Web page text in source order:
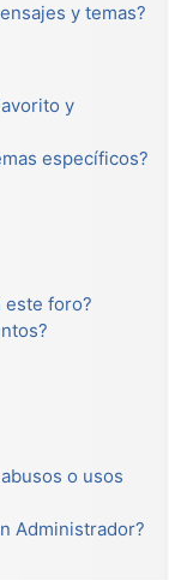
y temas?
y
específicos?
este foro?
o usos
Administrador?